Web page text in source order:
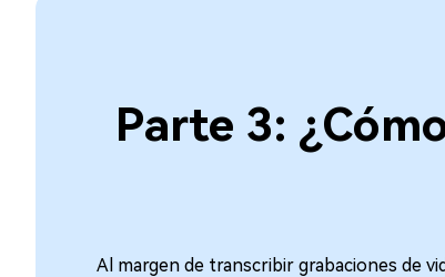
Parte 3:
Al margen de transcribir grabaciones de